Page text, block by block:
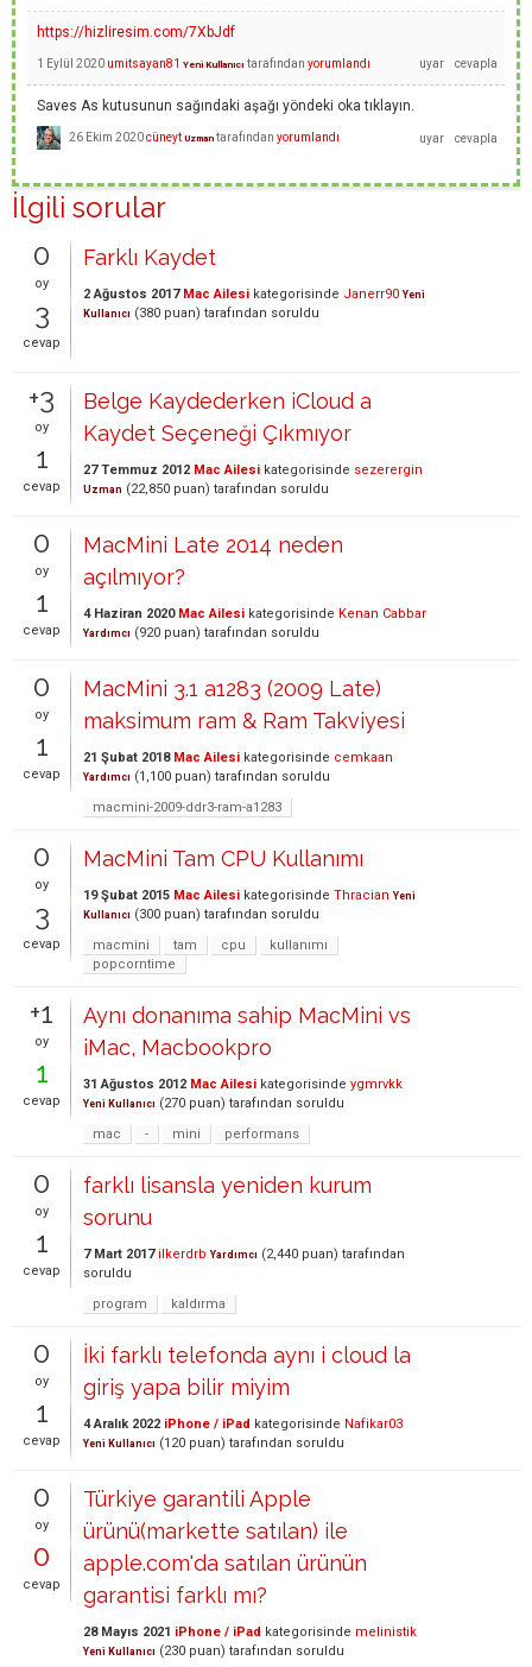
https://hizliresim.com/7XbJdf
1 Eylül 2020 umitsayan81 Yeni Kullanıcı tarafından yorumlandı
Saves As kutusunun sağındaki aşağı yöndeki oka tıklayın.
26 Ekim 2020cüneyt Uzman tarafından yorumlandı
İlgili sorular
0
oy
3
cevap
Farklı Kaydet
2 Ağustos 2017 Mac Ailesi kategorisinde Janerr90 Yeni
Kullanıcı (380 puan) tarafından soruldu
+3
oy
1
cevap
Belge Kaydederken iCloud a
Kaydet Seçeneği Çıkmıyor
27 Temmuz 2012 Mac Ailesi kategorisinde sezerergin
Uzman (22,850 puan) tarafından soruldu
0
oy
1
cevap
MacMini Late 2014 neden
açılmıyor?
4 Haziran 2020 Mac Ailesi kategorisinde Kenan Cabbar
Yardımcı (920 puan) tarafından soruldu
0
oy
1
cevap
MacMini 3.1 a1283 (2009 Late)
maksimum ram & Ram Takviyesi
21 Şubat 2018 Mac Ailesi kategorisinde cemkaan
Yardımcı (1,100 puan) tarafından soruldu
macmini-2009-ddr3-ram-a1283
0
oy
3
cevap
MacMini Tam CPU Kullanımı
19 Şubat 2015 Mac Ailesi kategorisinde Thracian Yeni
Kullanıcı (300 puan) tarafından soruldu
macmini
tam cpu
kullanımı
popcorntime
+1
oy
1
cevap
Aynı donanıma sahip MacMini vs
iMac, Macbookpro
31 Ağustos 2012 Mac Ailesi kategorisinde ygmrvkk
Yeni Kullanıcı (270 puan) tarafından soruldu
mac
- mini performans
0
oy
1
cevap
farklı lisansla yeniden kurum
sorunu
7 Mart 2017 ilkerdrb Yardımcı (2,440 puan) tarafından
soruldu
program
kaldırma
0
oy
1
cevap
İki farklı telefonda aynı i cloud la
giriş yapa bilir miyim
4 Aralık 2022 iPhone / iPad kategorisinde Nafikar03
Yeni Kullanıcı (120 puan) tarafından soruldu
0
oy
0
cevap
Türkiye garantili Apple
ürünü(markette satılan) ile
apple.com'da satılan ürünün
garantisi farklı mı?
28 Mayıs 2021 iPhone / iPad kategorisinde melinistik
Yeni Kullanıcı (230 puan) tarafından soruldu